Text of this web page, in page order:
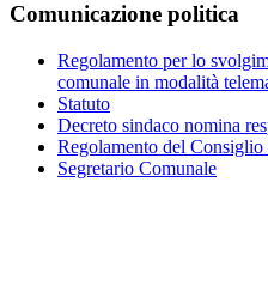
Comunicazione politica
Regolamento per lo
comunale in modalità
Statuto
Decreto sindaco nomina
Regolamento del Consiglio
Segretario Comunale